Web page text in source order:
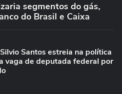
segmentos do gás,
do Brasil e Caixa
Santos estreia na política
vaga de deputada federal por